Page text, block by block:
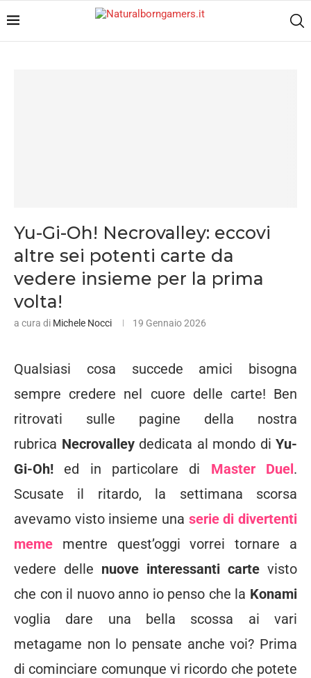
Yu-Gi-Oh! Necrovalley: eccovi
altre sei potenti carte da
vedere insieme per la prima
volta!
a cura di Michele Nocci 19 Gennaio 2026
Qualsiasi cosa succede amici bisogna
sempre credere nel cuore delle carte! Ben
ritrovati sulle pagine della nostra
rubrica Necrovalleydedicata al mondo di Yu-
Gi-Oh! ed in particolare di Master Duel.
Scusate il ritardo, la settimana scorsa
avevamo visto insieme una serie di divertenti
meme mentre quest’oggi vorrei tornare a
vedere delle nuove interessanti carte visto
che con il nuovo anno io penso che la Konami
voglia dare una bella scossa ai vari
metagame non lo pensate anche voi? Prima
di cominciare comunque vi ricordo che potete